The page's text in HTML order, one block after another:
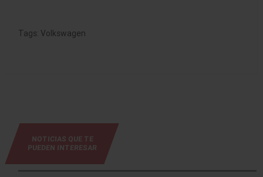
Tags: Volkswagen
NOTICIAS QUE TE
PUEDEN INTERESAR